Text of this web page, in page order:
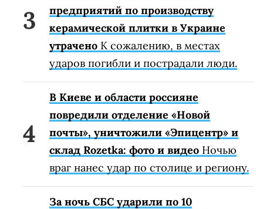
предприятий по производству
керамической плитки в Украине
утрачено К сожалению, в местах
ударов погибли и пострадали люди.
В Киеве и области россияне
повредили отделение «Новой
почты», уничтожили «Эпицентр» и
склад Rozetka: фото и видео Ночью
враг нанес удар по столице и региону.
За ночь СБС ударили по 10